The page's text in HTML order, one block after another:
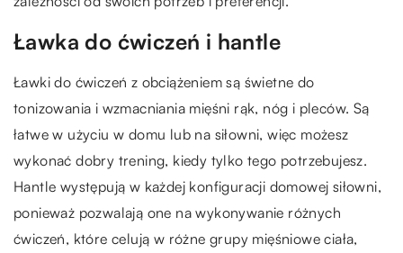
Ławka do ćwiczeń i hantle
Ławki do ćwiczeń z obciążeniem są świetne do
tonizowania i wzmacniania mięśni rąk, nóg i pleców. Są
łatwe w użyciu w domu lub na siłowni, więc możesz
wykonać dobry trening, kiedy tylko tego potrzebujesz.
Hantle występują w każdej konfiguracji domowej siłowni,
ponieważ pozwalają one na wykonywanie różnych
ćwiczeń, które celują w różne grupy mięśniowe ciała,